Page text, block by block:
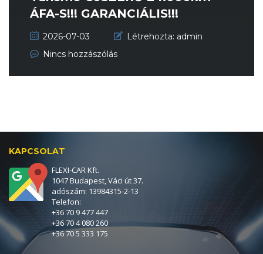
ÁFA-S!!! GARANCIÁLIS!!!
2026-07-03 Létrehozta: admin
Nincs hozzászólás
KAPCSOLAT
FLEXI-CAR Kft.
1047 Budapest, Váci út 37.
adószám: 13984315-2-13
Telefon:
+36 70 9 477 447
+36 70 4 080 260
+36 70 5 333 175